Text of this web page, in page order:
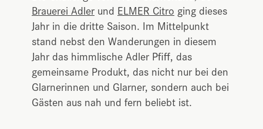
Brauerei Adler und ELMER Citro ging dieses
Jahr in die dritte Saison. Im Mittelpunkt
stand nebst den Wanderungen in diesem
Jahr das himmlische Adler Pfiff, das
gemeinsame Produkt, das nicht nur bei den
Glarnerinnen und Glarner, sondern auch bei
Gästen aus nah und fern beliebt ist.